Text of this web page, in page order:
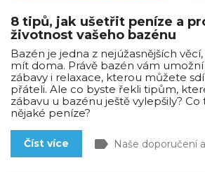
8 tipů, jak ušetřit peníze a
životnost vašeho bazénu
Bazén je jedna z nejúžasnějších
mít doma. Právě bazén vám umožní
zábavy i relaxace, kterou můžete
přáteli. Ale co byste řekli tipům,
zábavu u bazénu ještě vylepšily?
nějaké peníze?
Číst více label Naše doporučení